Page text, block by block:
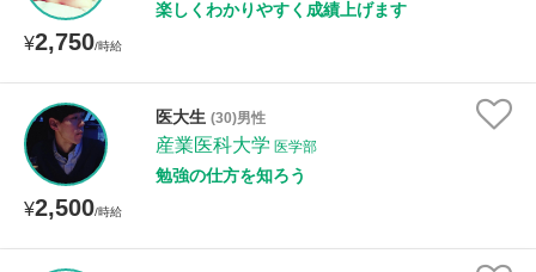
¥2,750/時給
楽しくわかりやすく成績上げます
¥2,500/時給
医大生 (30)男性
産業医科大学 医学部
勉強の仕方を知ろう
所属大学
距離：15km以内
年齢：18-101歳